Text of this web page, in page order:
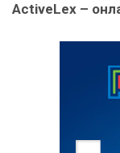
ActiveLex –